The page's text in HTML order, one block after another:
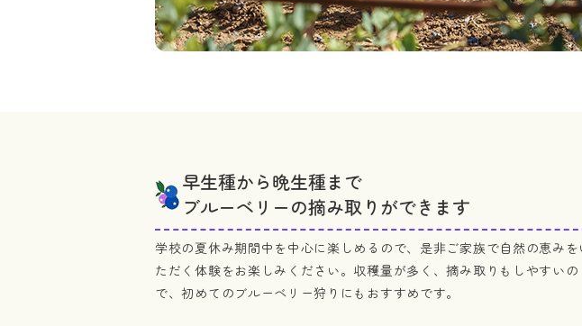
早生種から晩生種まで
ブルーベリーの摘み取りができます
学校の夏休み期間中を中心に楽しめるので、是非ご家族で自然の恵みを
ただく体験をお楽しみください。収穫量が多く、摘み取りもしやすいの
で、初めてのブルーベリー狩りにもおすすめです。